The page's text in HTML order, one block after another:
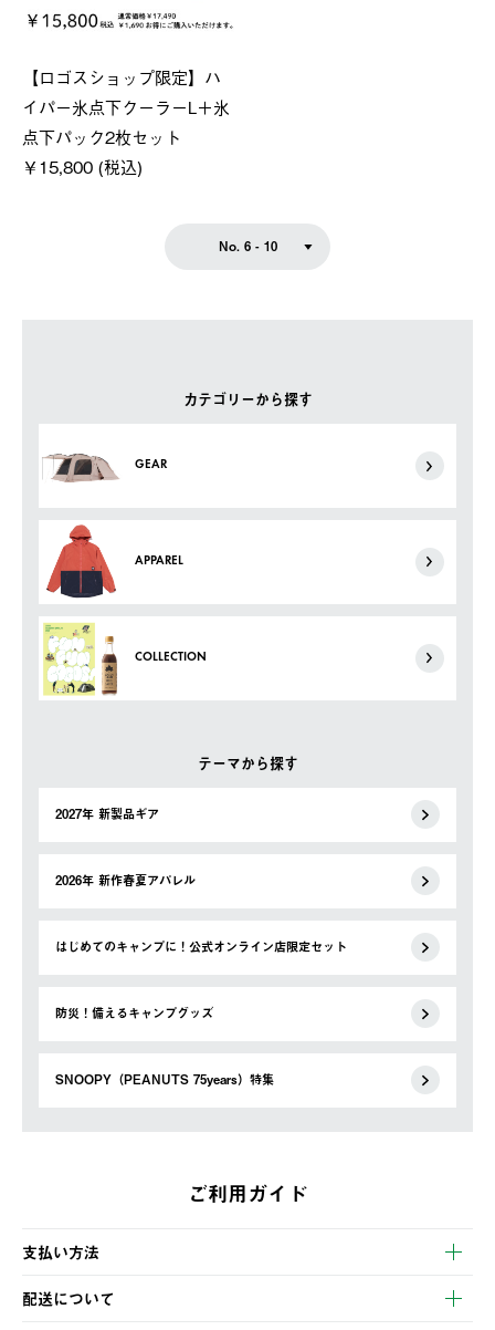
カテゴリーから探す
GEAR
APPAREL
COLLECTION
テーマから探す
2027年 新製品ギア
2026年 新作春夏アパレル
はじめてのキャンプに！公式オンライン店限定セット
防災！備えるキャンプグッズ
SNOOPY（PEANUTS 75years）特集
【ロゴスショップ限定】ハ
イパー氷点下クーラーL＋氷
点下パック2枚セット
￥15,800 (税込)
No. 6 - 10
ご利用ガイド
支払い方法
以下のいずれかの方法でお支払いいただけます。
・クレジットカード決済
配送について